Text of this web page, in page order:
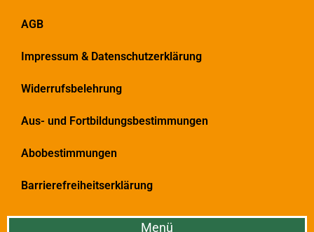
AGB
Impressum & Datenschutzerklärung
Widerrufsbelehrung
Aus- und Fortbildungsbestimmungen
Abobestimmungen
Barrierefreiheitserklärung
Menü